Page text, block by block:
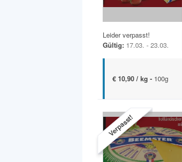
Leider verpasst!
Gültig: 17.03. - 23.03.
€ 10,90 / kg - 100g
Verpasst!